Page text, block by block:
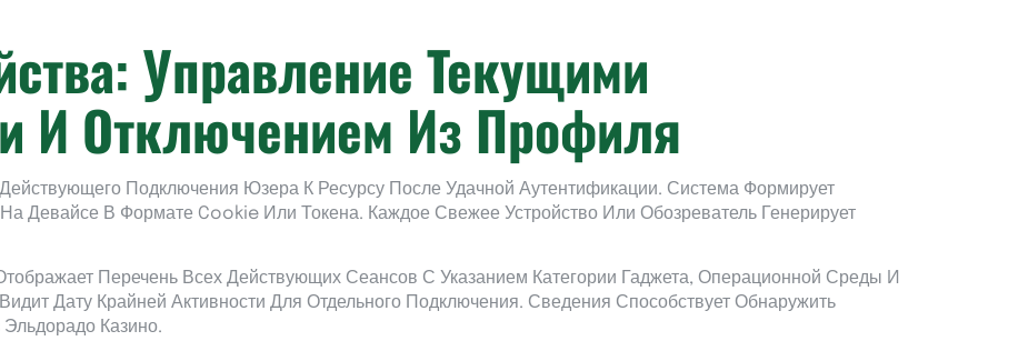
Управление Текущими
И Отключением Из Профиля
Подключения Юзера К Ресурсу После Удачной Аутентификации. Система Формирует
Девайсе В Формате Cookie Или Токена. Каждое Свежее Устройство Или Обозреватель Генерирует
Перечень Всех Действующих Сеансов С Указанием Категории Гаджета, Операционной Среды И
Дату Крайней Активности Для Отдельного Подключения. Сведения Способствует Обнаружить
Казино.